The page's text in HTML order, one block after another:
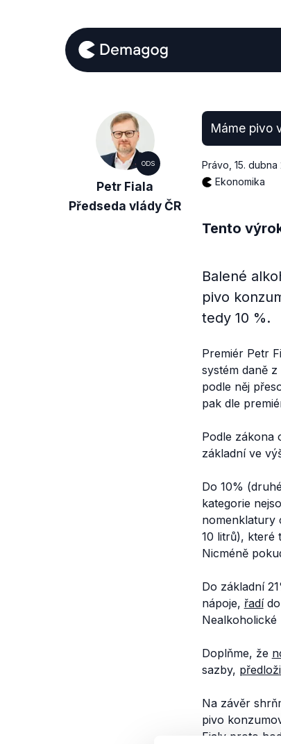
ODS
Petr Fiala
Předseda vlády ČR
Máme pivo
Právo 15. dubna
Ekonomika
Tento
Balené
pivo
tedy 10 %.
Premiér Petr
systém daně
podle něj
pak dle
Podle zákona
základní ve
Do 10%
kategorie
nomenklatury
10 litrů), které
Nicméně
Do základní
nápoje, řadído
Nealkoholické
Doplňme, že
sazby,
Na závěr
pivo
Fialy proto